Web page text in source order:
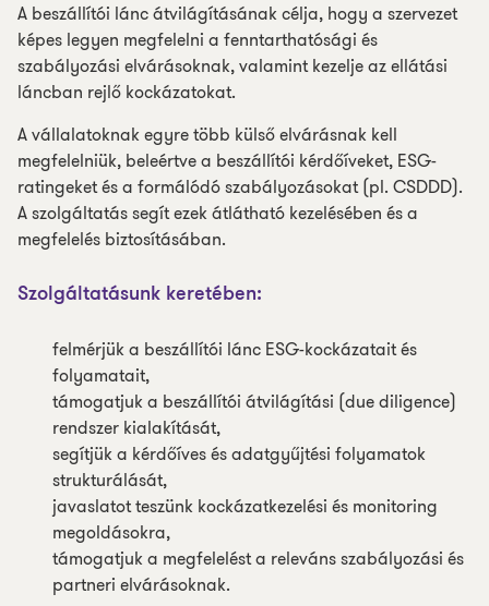
A beszállítói lánc átvilágításának célja, hogy a szervezet
képes legyen megfelelni a fenntarthatósági és
szabályozási elvárásoknak, valamint kezelje az ellátási
láncban rejlő kockázatokat.
A vállalatoknak egyre több külső elvárásnak kell
megfelelniük, beleértve a beszállítói kérdőíveket, ESG-
ratingeket és a formálódó szabályozásokat (pl. CSDDD).
A szolgáltatás segít ezek átlátható kezelésében és a
megfelelés biztosításában.
Szolgáltatásunk keretében:
felmérjük a beszállítói lánc ESG-kockázatait és
folyamatait,
támogatjuk a beszállítói átvilágítási (due diligence)
rendszer kialakítását,
segítjük a kérdőíves és adatgyűjtési folyamatok
strukturálását,
javaslatot teszünk kockázatkezelési és monitoring
megoldásokra,
támogatjuk a megfelelést a releváns szabályozási és
partneri elvárásoknak.